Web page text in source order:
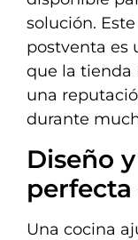
solución.
postventa es
que la tienda
una
durante
Diseño
Una cocina